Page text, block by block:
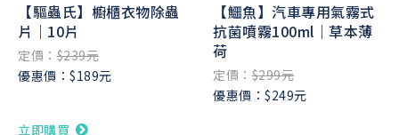
【驅蟲氏】櫥櫃衣物除蟲
片｜10片
定價：$239元
優惠價：$189元
立即購買
【鱷魚】汽車專用氣霧式
抗菌噴霧100ml｜草本薄
荷
定價：$299元
優惠價：$249元